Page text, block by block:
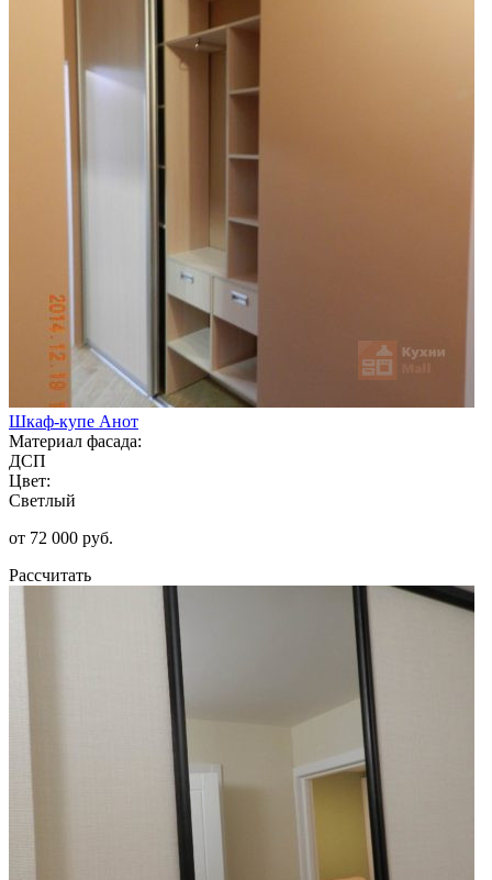
Шкаф-купе Анот
Материал фасада:
ДСП
Цвет:
Светлый
от 72 000 руб.
Рассчитать